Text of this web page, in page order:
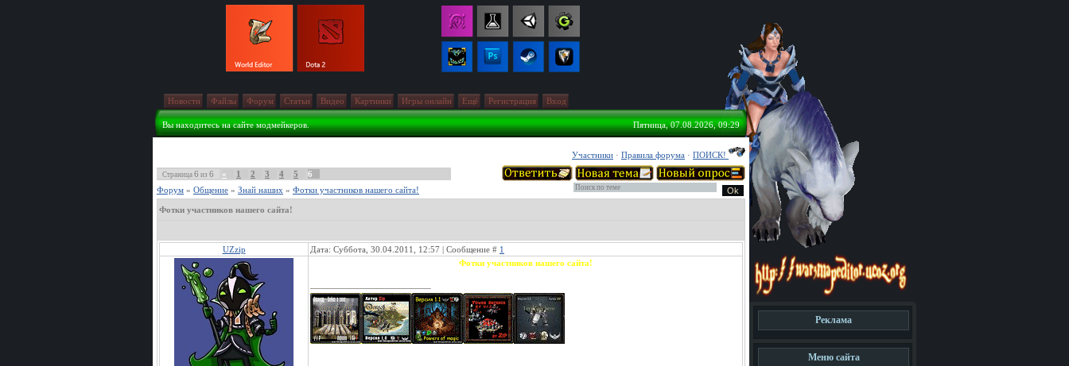
Новости Файлы Форум Статьи Видео Картинки Игры онлайн Ещё Регистрация Вход
Вы находитесь на сайте модмейкеров. Пятница, 07.08.2026, 09:29
Участники · Правила форума · ПОИСК!
Страница 6 из 6 « 1 2 3 4 5
6
Форум » Общение » Знай наших » Фотки участников нашего сайта!
Фотки участников нашего сайта!
UZzip Дата: Суббота, 30.04.2011, 12:57 | Сообщение # 1
Фотки участников нашего сайта!
Реклама
Меню сайта